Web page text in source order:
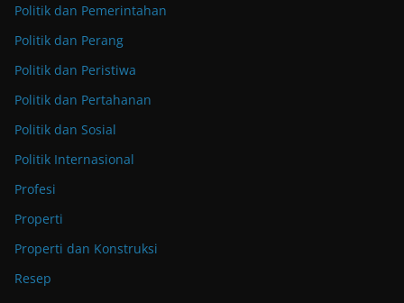
Politik dan Pemerintahan
Politik dan Perang
Politik dan Peristiwa
Politik dan Pertahanan
Politik dan Sosial
Politik Internasional
Profesi
Properti
Properti dan Konstruksi
Resep